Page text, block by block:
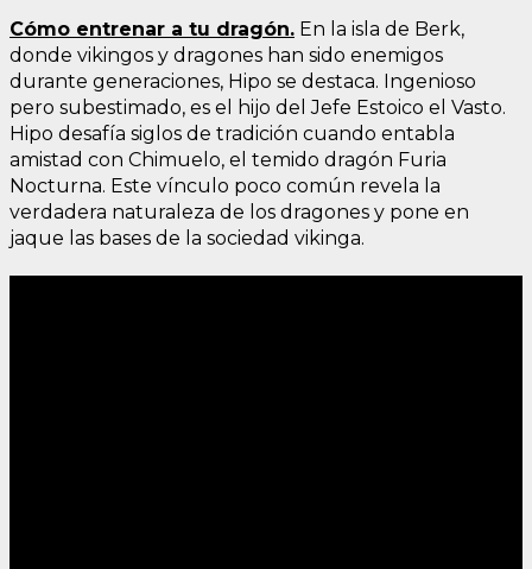
Cómo entrenar a tu dragón. En la isla de Berk,
donde vikingos y dragones han sido enemigos
durante generaciones, Hipo se destaca. Ingenioso
pero subestimado, es el hijo del Jefe Estoico el Vasto.
Hipo desafía siglos de tradición cuando entabla
amistad con Chimuelo, el temido dragón Furia
Nocturna. Este vínculo poco común revela la
verdadera naturaleza de los dragones y pone en
jaque las bases de la sociedad vikinga.